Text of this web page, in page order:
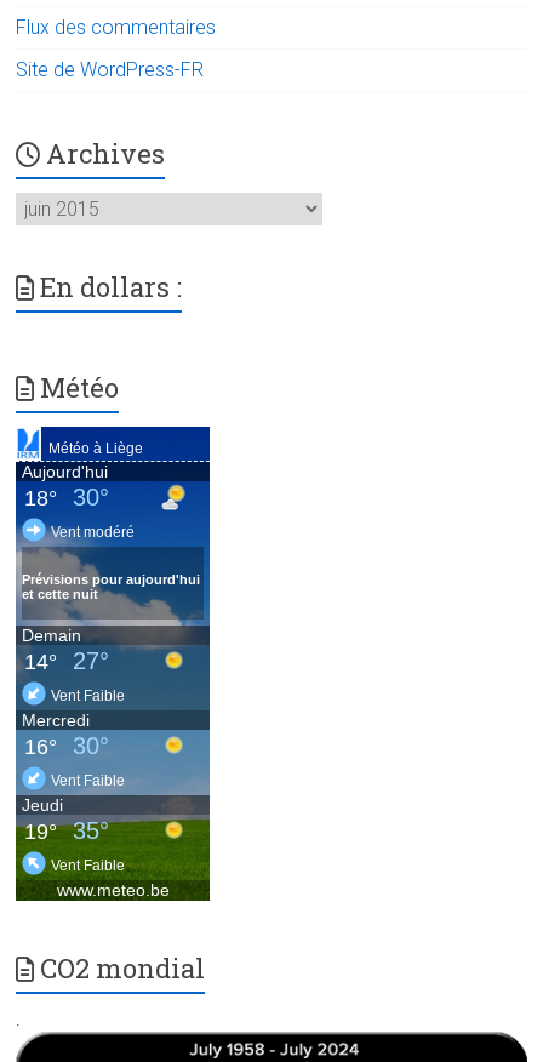
Flux des commentaires
Site de WordPress-FR
Archives
Archives
En dollars :
Météo
CO2 mondial
.